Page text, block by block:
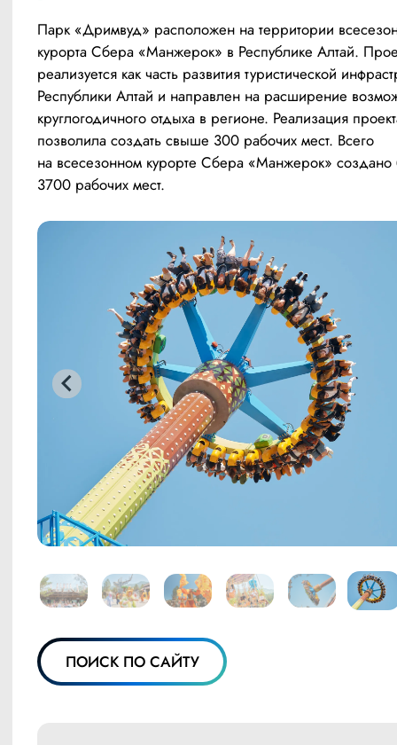
Парк «Дримвуд» расположен на территории
курорта Сбера «Манжерок» в Республике Алтай.
реализуется как часть развития туристической
Республики Алтай и направлен на расширение
круглогодичного отдыха в регионе. Реализация
позволила создать свыше 300 рабочих мест. Всего
на всесезонном курорте Сбера «Манжерок»
3700 рабочих мест.
ПОИСК ПО САЙТУ